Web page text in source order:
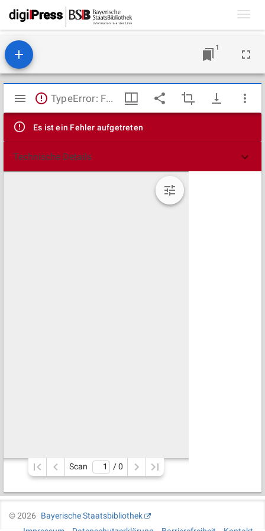
1
Mirador
Viewer
TypeError: Failed to fetch
Es ist ein Fehler aufgetreten
Technische Details
Scan / 0
©2026
Bayerische Staatsbibliothek